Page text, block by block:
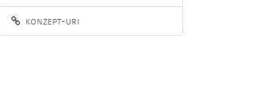
konzept-uri